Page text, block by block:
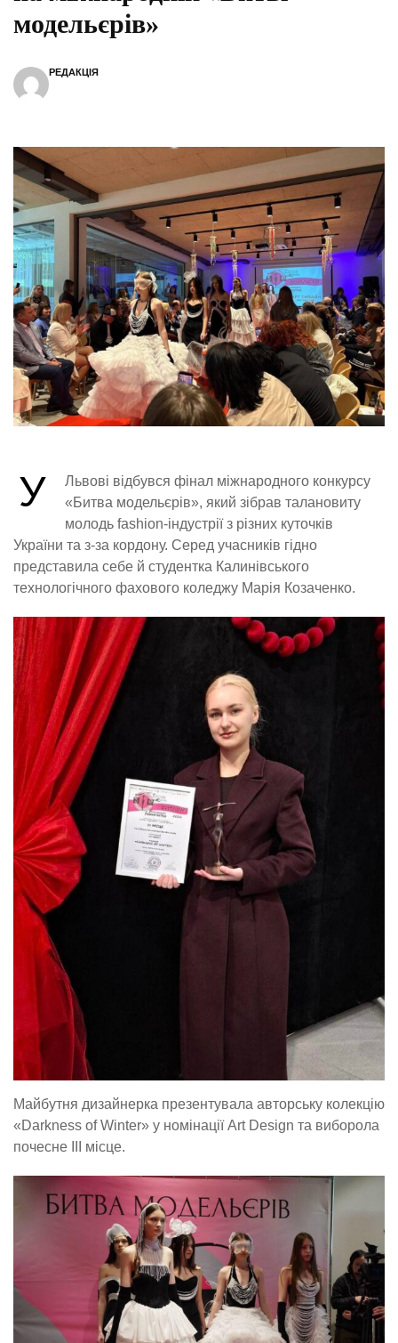
модельєрів»
РЕДАКЦІЯ
У
Львові відбувся фінал міжнародного конкурсу
«Битва модельєрів», який зібрав талановиту
молодь fashion-індустрії з різних куточків
України та з-за кордону. Серед учасників гідно
представила себе й студентка Калинівського
технологічного фахового коледжу Марія Козаченко.
Майбутня дизайнерка презентувала авторську колекцію
«Darkness of Winter» у номінації Art Design та виборола
почесне III місце.